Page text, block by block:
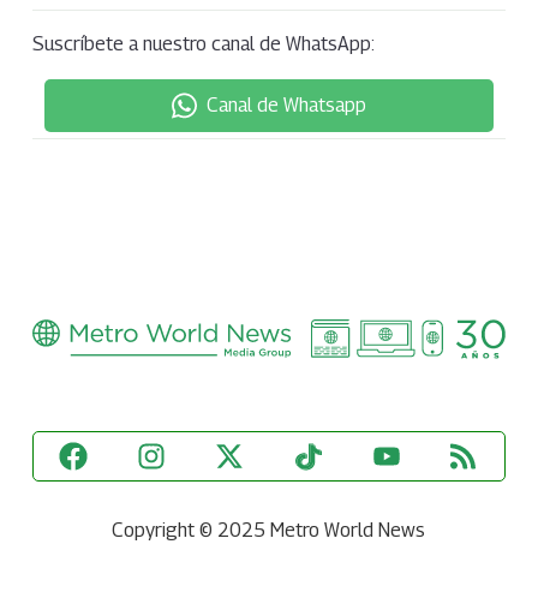
Suscríbete a nuestro canal de WhatsApp:
Canal de Whatsapp
Copyright © 2025 Metro World News